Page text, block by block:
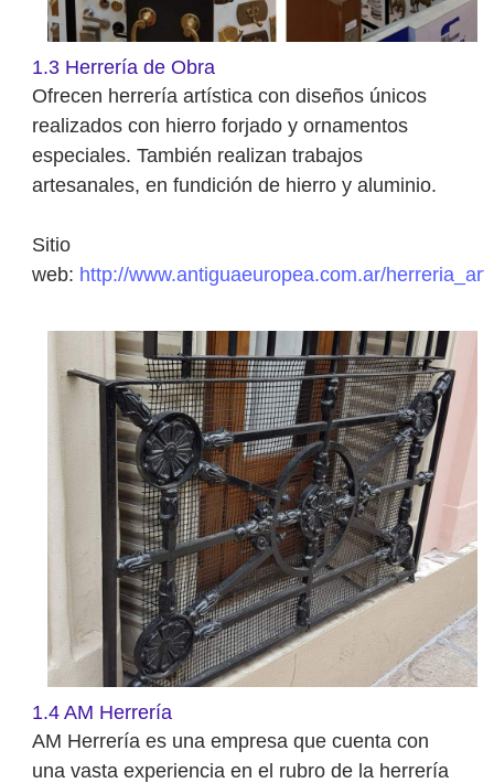
1.3 Herrería de Obra
Ofrecen herrería artística con diseños únicos
realizados con hierro forjado y ornamentos
especiales. También realizan trabajos
artesanales, en fundición de hierro y aluminio.
Sitio
web: http://www.antiguaeuropea.com.ar/
1.4 AM Herrería
AM Herrería es una empresa que cuenta con
una vasta experiencia en el rubro de la herrería